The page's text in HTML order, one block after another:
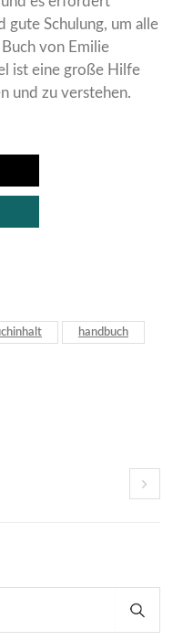
gute Schulung, um alle
von Emilie
ist eine große Hilfe
und zu verstehen.
handbuch